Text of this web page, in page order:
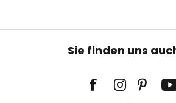
Sie finden uns